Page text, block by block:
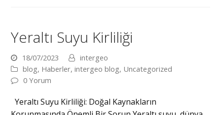
Yeraltı Suyu Kirliliği
18/07/2023
intergeo
blog, Haberler,intergeo blog, Uncategorized
0 Yorum
Yeraltı Suyu Kirliliği: Doğal Kaynakların